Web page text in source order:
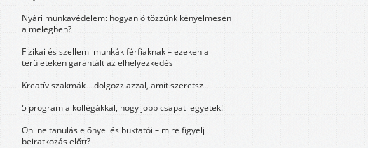
Nyári munkavédelem: hogyan öltözzünk kényelmesen
a melegben?
Fizikai és szellemi munkák férfiaknak – ezeken a
területeken garantált az elhelyezkedés
Kreatív szakmák – dolgozz azzal, amit szeretsz
5 program a kollégákkal, hogy jobb csapat legyetek!
Online tanulás előnyei és buktatói – mire figyelj
beiratkozás előtt?